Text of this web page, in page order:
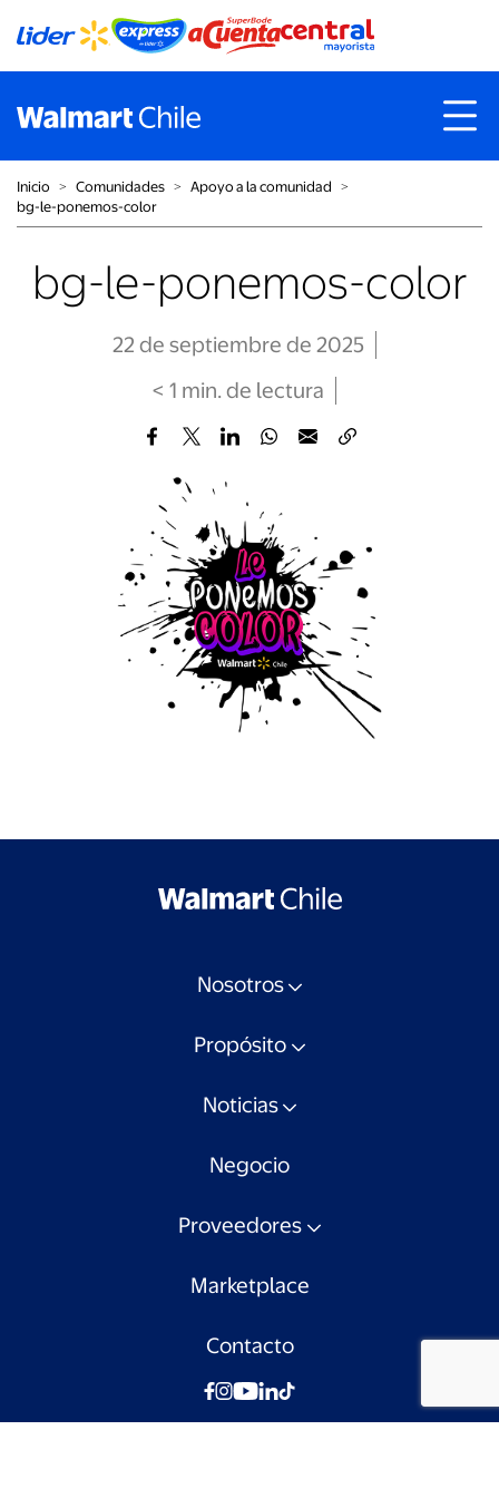
Inicio ˃ Comunidades ˃ Apoyo a la comunidad ˃
bg-le-ponemos-color
bg-le-ponemos-color
22 de septiembre de 2025
< 1 min. de lectura
Nosotros
Propósito
Noticias
Negocio
Proveedores
Marketplace
Contacto